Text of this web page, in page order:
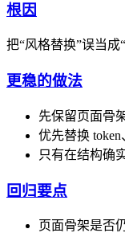
根因
把“风格替换”误当成
更稳的做法
先保留页面骨
优先替换
只有在结构确
回归要点
页面骨架是否